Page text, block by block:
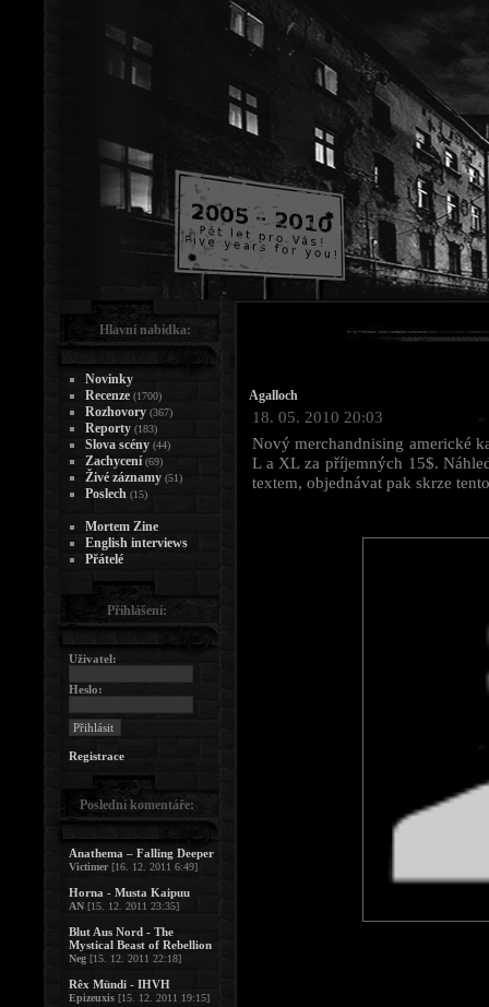
Agalloch
18. 05. 2010 20:03
Nový merchandnising americké
L a XL za příjemných 15$.
textem, objednávat pak skrze
Hlavní nabídka:
Novinky
Recenze (1700)
Rozhovory (367)
Reporty (183)
Slova scény (44)
Zachycení (69)
Živé záznamy (51)
Poslech (15)
Mortem Zine
English interviews
Přátelé
Přihlášení:
Uživatel:
Heslo:
Registrace
Poslední komentáře:
Anathema – Falling Deeper
Victimer[16. 12. 2011 6:49]
Horna - Musta Kaipuu
AN [15. 12. 2011 23:35]
Blut Aus Nord - The
Mystical Beast of Rebellion
Neg [15. 12. 2011 22:18]
Rêx Mündi - IHVH
Epizeuxis [15. 12. 2011 19:15]